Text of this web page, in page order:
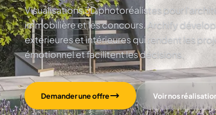
Visualisations 3D photoréalistes pour
immobilière et les concours. Archify
extérieures et intérieures qui rendent les
émotionnel et facilitent les décisions.
Demander une offre Voir nos